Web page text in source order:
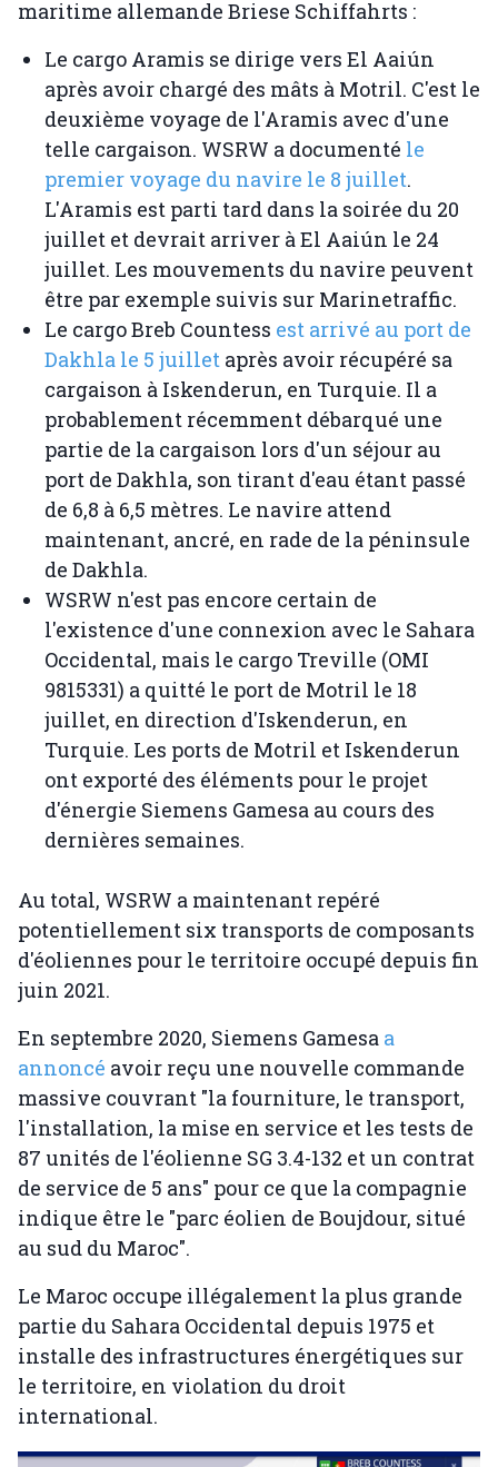
maritime allemande Briese Schiffahrts :
Le cargo Aramis se dirige vers El Aaiún
après avoir chargé des mâts à Motril. C'est le
deuxième voyage de l'Aramis avec d'une
telle cargaison. WSRW a documenté le
premier voyage du navire le 8 juillet.
L'Aramis est parti tard dans la soirée du 20
juillet et devrait arriver à El Aaiún le 24
juillet. Les mouvements du navire peuvent
être par exemple suivis sur Marinetraffic.
Le cargo Breb Countess est arrivé au port de
Dakhla le 5 juillet après avoir récupéré sa
cargaison à Iskenderun, en Turquie. Il a
probablement récemment débarqué une
partie de la cargaison lors d'un séjour au
port de Dakhla, son tirant d'eau étant passé
de 6,8 à 6,5 mètres. Le navire attend
maintenant, ancré, en rade de la péninsule
de Dakhla.
WSRW n'est pas encore certain de
l'existence d'une connexion avec le Sahara
Occidental, mais le cargo Treville (OMI
9815331) a quitté le port de Motril le 18
juillet, en direction d'Iskenderun, en
Turquie. Les ports de Motril et Iskenderun
ont exporté des éléments pour le projet
d'énergie Siemens Gamesa au cours des
dernières semaines.
Au total, WSRW a maintenant repéré
potentiellement six transports de composants
d'éoliennes pour le territoire occupé depuis fin
juin 2021.
En septembre 2020, Siemens Gamesa a
annoncé avoir reçu une nouvelle commande
massive couvrant "la fourniture, le transport,
l'installation, la mise en service et les tests de
87 unités de l'éolienne SG 3.4-132 et un contrat
de service de 5 ans" pour ce que la compagnie
indique être le "parc éolien de Boujdour, situé
au sud du Maroc".
Le Maroc occupe illégalement la plus grande
partie du Sahara Occidental depuis 1975 et
installe des infrastructures énergétiques sur
le territoire, en violation du droit
international.